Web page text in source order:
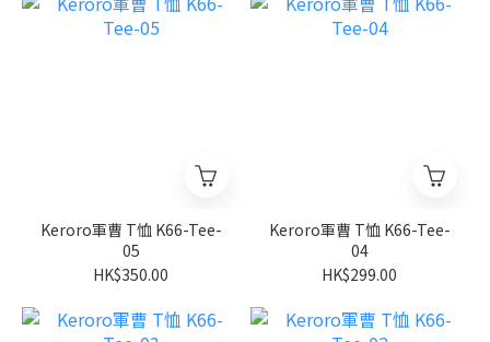
Keroro軍曹 T恤 K66-Tee-
05
HK$350.00
Keroro軍曹 T恤 K66-Tee-
04
HK$299.00